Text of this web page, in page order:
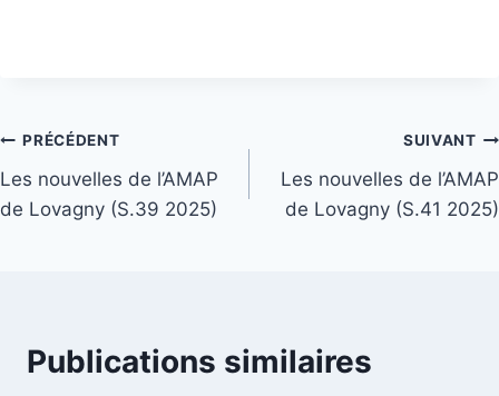
Navigation
de
PRÉCÉDENT
Les nouvelles de l’AMAP
de Lovagny (S.39 2025)
SUIVANT
Les nouvelles de l’AMAP
de Lovagny (S.41 2025)
Publications similaires